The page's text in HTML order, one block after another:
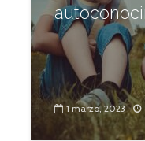
1 marzo, 2023